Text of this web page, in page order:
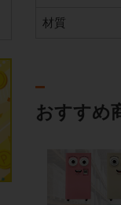
材質
おすすめ